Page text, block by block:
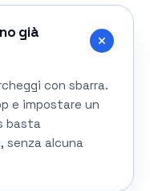
già
con sbarra.
e impostare un
basta
senza alcuna